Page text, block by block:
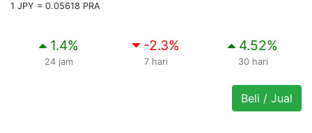
1 JPY = 0.05618 PRA
1.4%
24 jam
-2.3%
7 hari
4.52%
30 hari
Beli / Jual